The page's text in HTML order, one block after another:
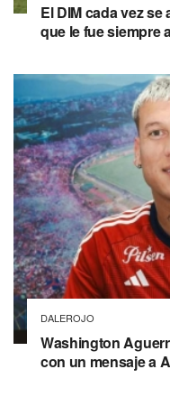
El DIM cada vez
que le fue siempre
DALEROJO
Washington
con un mensaje a